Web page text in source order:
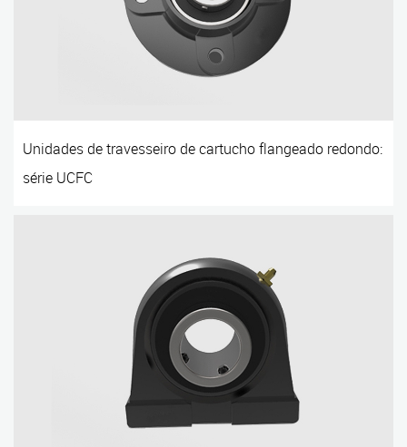
Unidades de travesseiro de cartucho flangeado redondo:
série UCFC